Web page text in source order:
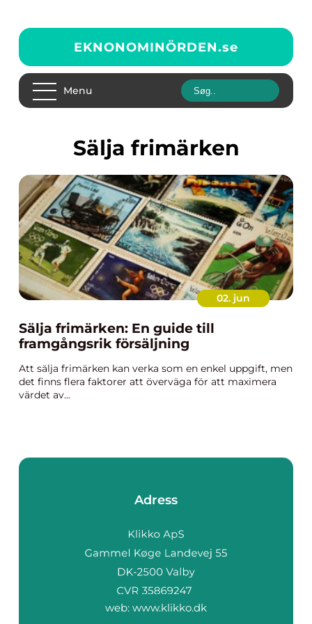
EKNONOMINÖRDEN.se
Menu
Sälja frimärken
02. jun
Sälja frimärken: En guide till
framgångsrik försäljning
Att sälja frimärken kan verka som en enkel uppgift, men
det finns flera faktorer att överväga för att maximera
värdet av...
Adress
web: www.klikko.dk